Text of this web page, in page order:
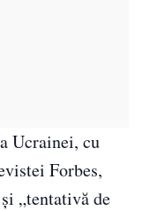
Ucrainei, cu
Forbes,
„tentativă de